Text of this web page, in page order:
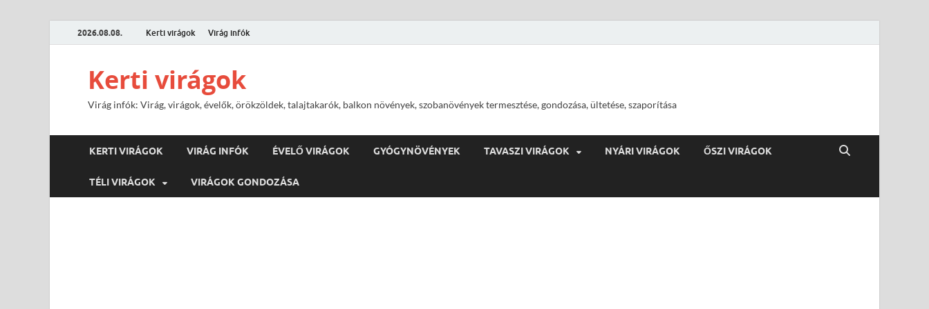
2026.08.08. Kerti virágok Virág infók
Kerti virágok
Virág infók: Virág, virágok, évelők, örökzöldek, talajtakarók, balkon növények, szobanövények termesztése, gondozása, ültetése, szaporítása
KERTI VIRÁGOK VIRÁG INFÓK ÉVELŐ VIRÁGOK GYÓGYNÖVÉNYEK TAVASZI VIRÁGOK NYÁRI VIRÁGOK ŐSZI VIRÁGOK
TÉLI VIRÁGOK VIRÁGOK GONDOZÁSA